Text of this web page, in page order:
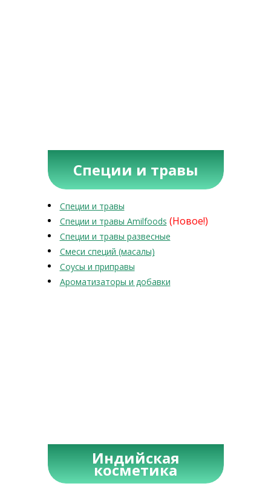
Специи и травы
Специи и травы
Специи и травы Amilfoods (Новое!)
Специи и травы развесные
Смеси специй (масалы)
Соусы и приправы
Ароматизаторы и добавки
Индийская
косметика